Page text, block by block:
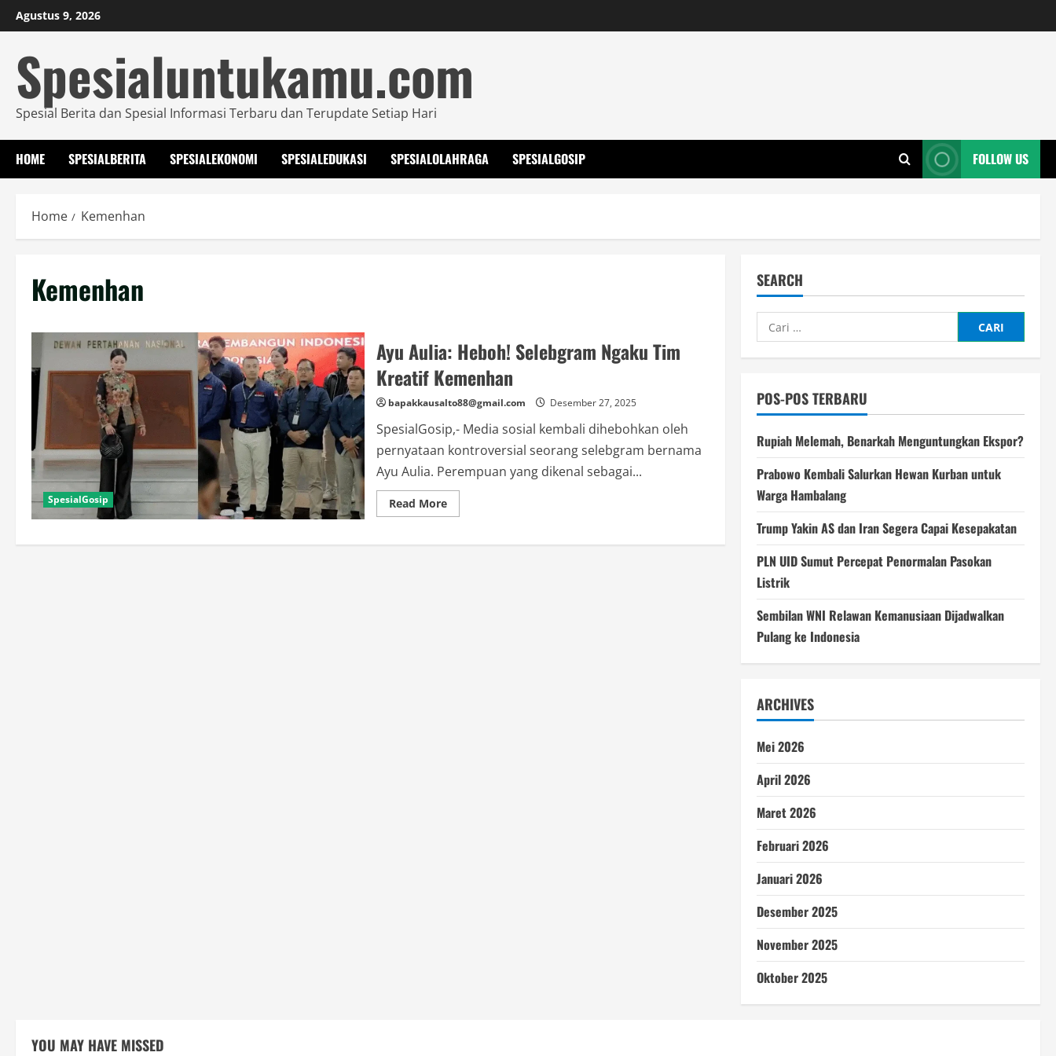
Skip
to
content
Agustus 9, 2026
Spesialuntukamu.com
Spesial Berita dan Spesial Informasi Terbaru dan Terupdate Setiap Hari
HOME SPESIALBERITA SPESIALEKONOMI SPESIALEDUKASI SPESIALOLAHRAGA SPESIALGOSIP FOLLOW US
Home Kemenhan
Kemenhan
SpesialGosip
Ayu Aulia: Heboh! Selebgram Ngaku Tim
Kreatif Kemenhan
bapakkausalto88@gmail.com Desember 27, 2025
SpesialGosip,- Media sosial kembali dihebohkan oleh
pernyataan kontroversial seorang selebgram bernama
Ayu Aulia. Perempuan yang dikenal sebagai...
Read MoreRead
more
Aulia:
SEARCH
Cari
untuk:
POS-POS TERBARU
Rupiah Melemah, Benarkah Menguntungkan Ekspor?
Prabowo Kembali Salurkan Hewan Kurban untuk
Warga Hambalang
Trump Yakin AS dan Iran Segera Capai Kesepakatan
PLN UID Sumut Percepat Penormalan Pasokan
Listrik
Sembilan WNI Relawan Kemanusiaan Dijadwalkan
Pulang ke Indonesia
ARCHIVES
Mei 2026
April 2026
Maret 2026
Februari 2026
Januari 2026
Desember 2025
November 2025
Oktober 2025
YOU MAY HAVE MISSED